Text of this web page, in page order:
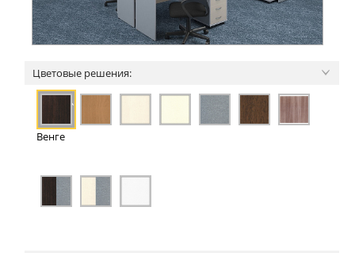
Цветовые решения:
Венге